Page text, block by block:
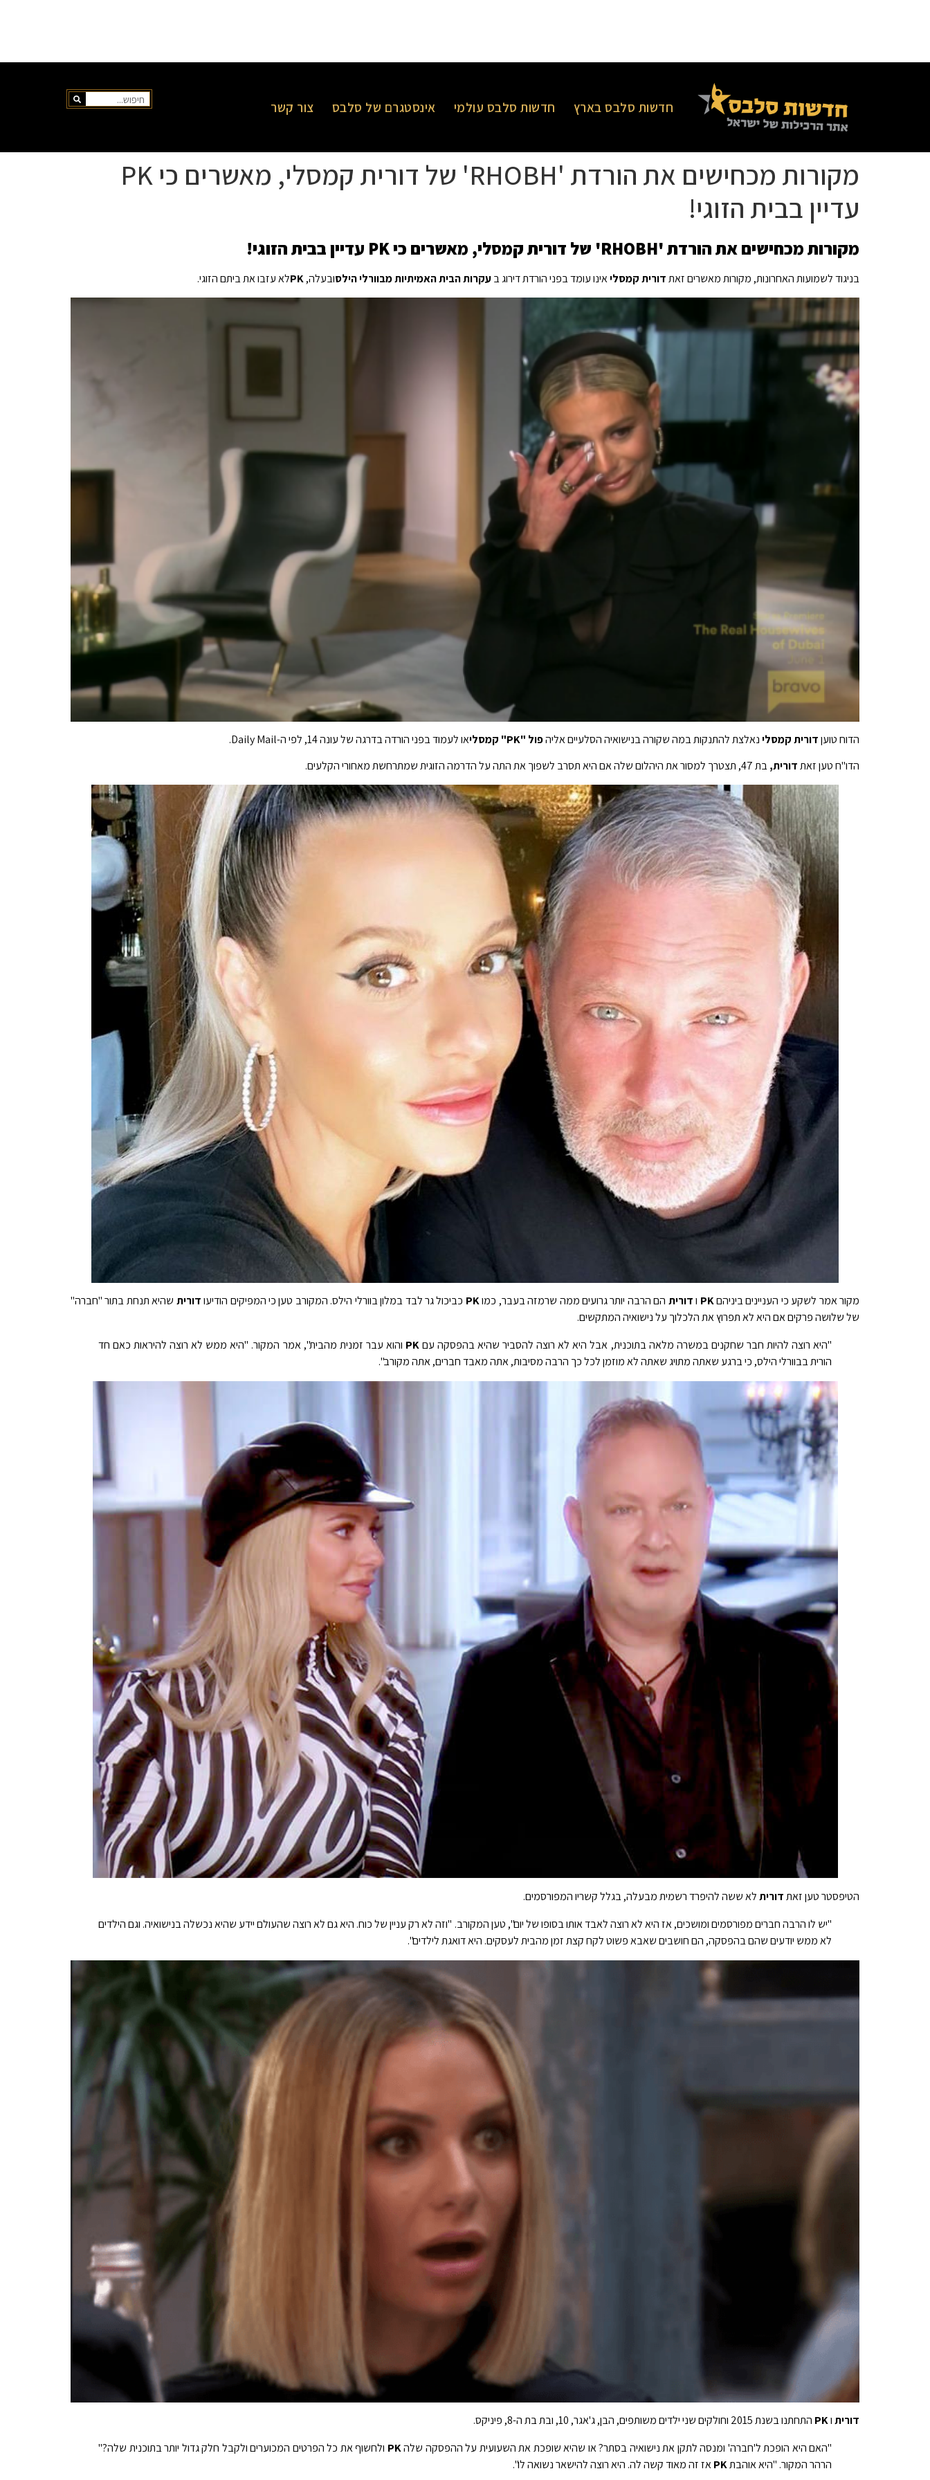
חדשות סלבס בארץ חדשות סלבס עולמי אינסטגרם של סלבס צור קשר
מקורות מכחישים את הורדת 'RHOBH' של דורית קמסלי, מאשרים כי PK
עדיין בבית הזוגי!
מקורות מכחישים את הורדת 'RHOBH' של דורית קמסלי, מאשרים כי PK עדיין בבית הזוגי!
בניגוד לשמועות האחרונות, מקורות מאשרים זאתדורית קמסליאינו עומד בפני הורדת דירוג בעקרות הבית האמיתיות מבוורלי הילסובעלה,PKלא עזבו את ביתם הזוגי.
הדוח טועןדורית קמסלינאלצת להתנקות במה שקורה בנישואיה הסלעיים אליהפול "PK" קמסלי
או לעמוד בפני הורדה בדרגה של עונה 14, לפי ה-Daily Mail.
הדו"ח טען זאתדורית,בת 47, תצטרך למסור את היהלום שלה אם היא תסרב לשפוך את התה על הדרמה הזוגית שמתרחשת מאחורי הקלעים.
מקור אמר לשקע כי העניינים ביניהםPK ודורית הם הרבה יותר גרועים ממה שרמזה בעבר, כמוPK כביכול גר לבד במלון בוורלי הילס. המקורב טען כי המפיקים הודיעודורית שהיא תנחת בתור "חברה"
של שלושה פרקים אם היא לא תפרוץ את הלכלוך על נישואיה המתקשים.
"היא רוצה להיות חבר שחקנים במשרה מלאה בתוכנית, אבל היא לא רוצה להסביר שהיא בהפסקה עםPK
והוא עבר זמנית מהבית", אמר המקור. "היא ממש לא רוצה להיראות כאם חד
הורית בבוורלי הילס, כי ברגע שאתה מתויג שאתה לא מוזמן לכל כך הרבה מסיבות, אתה מאבד חברים, אתה מקורב".
הטיפסטר טען זאתדוריתלא ששה להיפרד רשמית מבעלה, בגלל קשריו המפורסמים.
"יש לו הרבה חברים מפורסמים ומושכים, אז היא לא רוצה לאבד אותו בסופו של יום", טען המקורב. "וזה לא רק עניין של כוח. היא גם לא רוצה שהעולם יידע שהיא נכשלה בנישואיה. וגם הילדים
לא ממש יודעים שהם בהפסקה, הם חושבים שאבא פשוט לקח קצת זמן מהבית לעסקים. היא דואגת לילדים".
דוריתוPK התחתנו בשנת 2015 וחולקים שני ילדים משותפים, הבן, ג'אגר, 10, ובת בת ה-8, פיניקס.
"האם היא הופכת ל'חברה' ומנסה לתקן את נישואיה בסתר? או שהיא שופכת את השעועית על ההפסקה שלהPK ולחשוף את כל הפרטים המכוערים ולקבל חלק גדול יותר בתוכנית שלה?"
הרהר המקור. "היא אוהבתPKאז זה מאוד קשה לה. היא רוצה להישאר נשואה לו".